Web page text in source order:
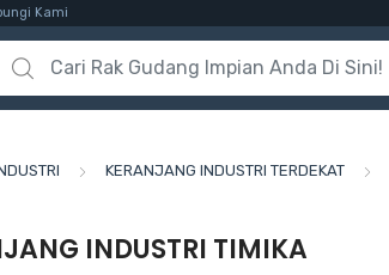
Kami
for:
KERANJANG INDUSTRI TERDEKAT
INDUSTRI TIMIKA